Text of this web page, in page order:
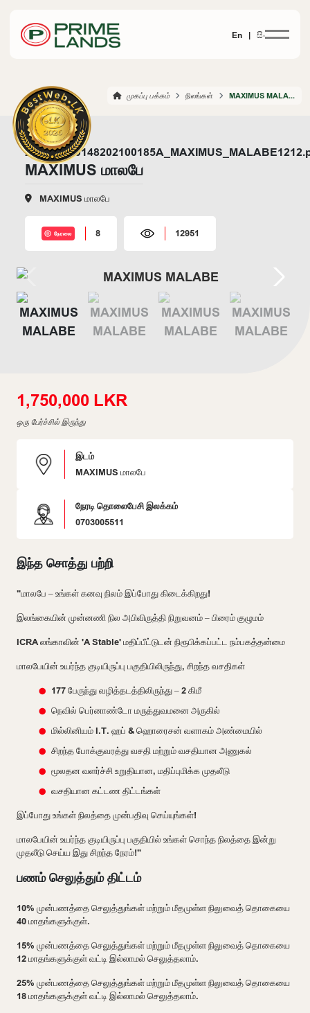
En | සිං
முகப்பு பக்கம் நிலங்கள் MAXIMUS MALABE
MAXIMUS மாலபே
MAXIMUS மாலபே
நேரலை 8 12951
1,750,000 LKR
ஒரு பேர்ச்சில் இருந்து
இடம்
MAXIMUS மாலபே
நேரடி தொலைபேசி இலக்கம்
0703005511
இந்த சொத்து பற்றி
"மாலபே – உங்கள் கனவு நிலம் இப்போது கிடைக்கிறது!
இலங்கையின் முன்னணி நில அபிவிருத்தி நிறுவனம் – பிரைம் குழுமம்
ICRA லங்காவின் 'A Stable' மதிப்பீட்டுடன் நிரூபிக்கப்பட்ட நம்பகத்தன்மை
மாலபேயின் உயர்ந்த குடியிருப்பு பகுதியிலிருந்து, சிறந்த வசதிகள்
177 பேருந்து வழித்தடத்திலிருந்து – 2 கிமீ
நெவில் பெர்னாண்டோ மருத்துவமனை அருகில்
மில்லினியம் I.T. ஹப் & ஹொரைசன் வளாகம் அண்மையில்
சிறந்த போக்குவரத்து வசதி மற்றும் வசதியான அணுகல்
மூலதன வளர்ச்சி உறுதியான, மதிப்புமிக்க முதலீடு
வசதியான கட்டண திட்டங்கள்
இப்போது உங்கள் நிலத்தை முன்பதிவு செய்யுங்கள்!
மாலபேயின் உயர்ந்த குடியிருப்பு பகுதியில் உங்கள் சொந்த நிலத்தை இன்று
முதலீடு செய்ய இது சிறந்த நேரம்!"
பணம் செலுத்தும் திட்டம்
10% முன்பணத்தை செலுத்துங்கள் மற்றும் மீதமுள்ள நிலுவைத் தொகையை
40 மாதங்களுக்குள்.
15% முன்பணத்தை செலுத்துங்கள் மற்றும் மீதமுள்ள நிலுவைத் தொகையை
12 மாதங்களுக்குள் வட்டி இல்லாமல் செலுத்தலாம்.
25% முன்பணத்தை செலுத்துங்கள் மற்றும் மீதமுள்ள நிலுவைத் தொகையை
18 மாதங்களுக்குள் வட்டி இல்லாமல் செலுத்தலாம்.